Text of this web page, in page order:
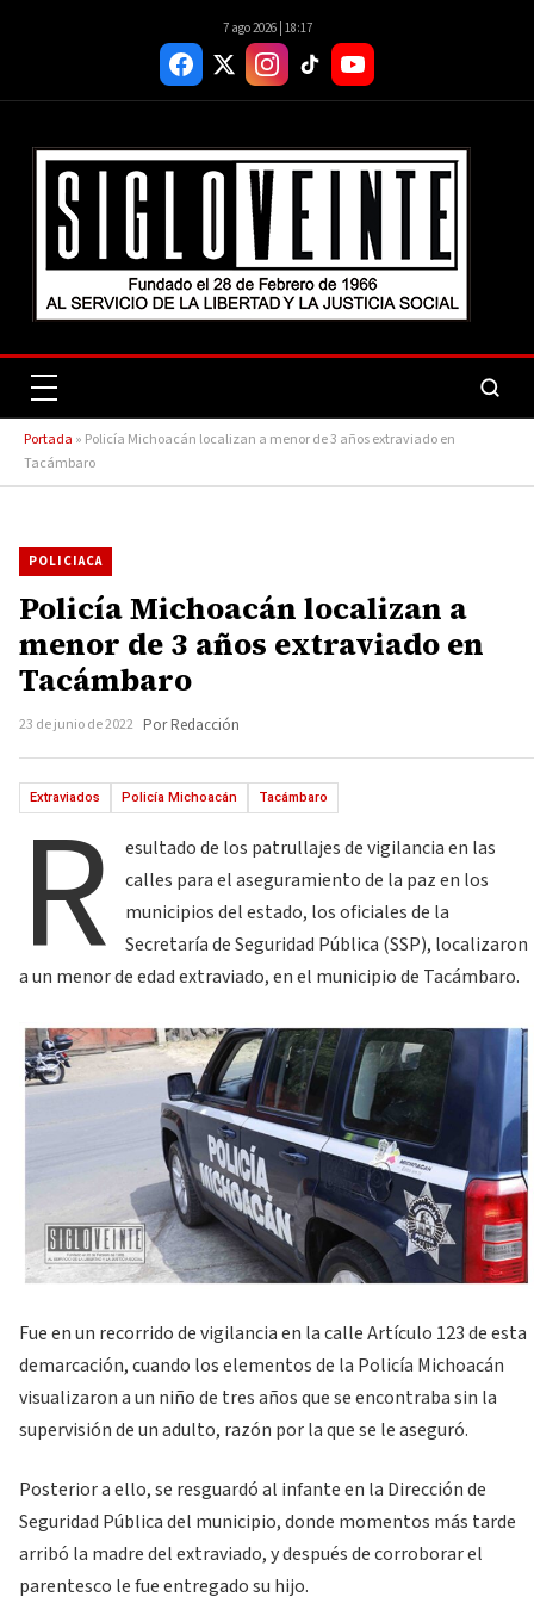
7 ago 2026 | 18:17
Portada » Policía Michoacán localizan a menor de 3 años extraviado en
Tacámbaro
POLICIACA
Policía Michoacán localizan a
menor de 3 años extraviado en
Tacámbaro
23 de junio de 2022 Por Redacción
Extraviados Policía Michoacán Tacámbaro
R
esultado de los patrullajes de vigilancia en las
calles para el aseguramiento de la paz en los
municipios del estado, los oficiales de la
Secretaría de Seguridad Pública (SSP), localizaron
a un menor de edad extraviado, en el municipio de Tacámbaro.
Fue en un recorrido de vigilancia en la calle Artículo 123 de esta
demarcación, cuando los elementos de la Policía Michoacán
visualizaron a un niño de tres años que se encontraba sin la
supervisión de un adulto, razón por la que se le aseguró.
Posterior a ello, se resguardó al infante en la Dirección de
Seguridad Pública del municipio, donde momentos más tarde
arribó la madre del extraviado, y después de corroborar el
parentesco le fue entregado su hijo.